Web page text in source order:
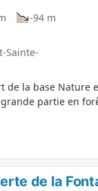
-94 m
Sainte-
de la base Nature
grande partie en
de la